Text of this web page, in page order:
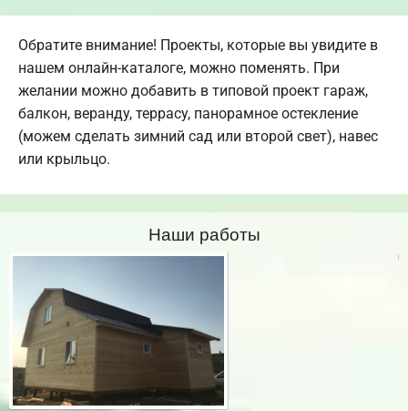
Обратите внимание! Проекты, которые вы увидите в
нашем онлайн-каталоге, можно поменять. При
желании можно добавить в типовой проект гараж,
балкон, веранду, террасу, панорамное остекление
(можем сделать зимний сад или второй свет), навес
или крыльцо.
Наши работы